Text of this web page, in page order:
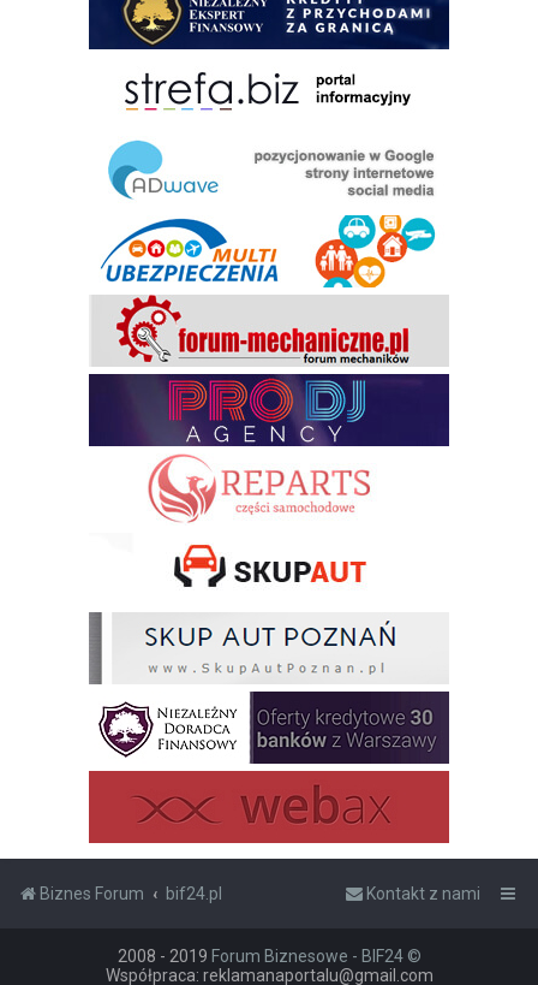
Biznes Forum bif24.pl Kontakt z nami
2008 - 2019 Forum Biznesowe - BIF24 ©
Współpraca: reklamanaportalu@gmail.com